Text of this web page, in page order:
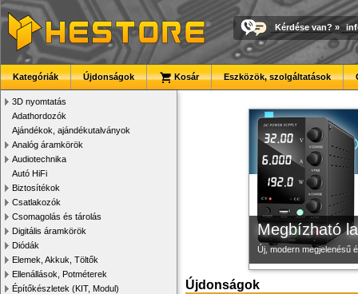
Kérdése van? »
Kategóriák Újdonságok Kosár Eszközök, szolgáltatások
3D nyomtatás
Adathordozók
Ajándékok, ajándékutalványok
Analóg áramkörök
Audiotechnika
Autó HiFi
Biztosítékok
Csatlakozók
Csomagolás és tárolás
Digitális áramkörök
Diódák
Elemek, Akkuk, Töltők
Ellenállások, Potméterek
Építőkészletek (KIT, Modul)
Megbízható
Új, modern megjelenésű
3D nyomtató
Modulvilág
Új PLA
Újdonságok